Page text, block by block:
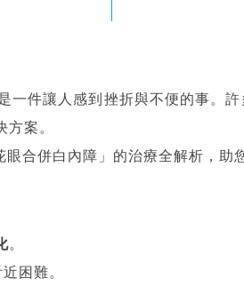
件讓人感到挫折與不便的事。
案。
合併白內障」的治療全解析，助
。
困難。